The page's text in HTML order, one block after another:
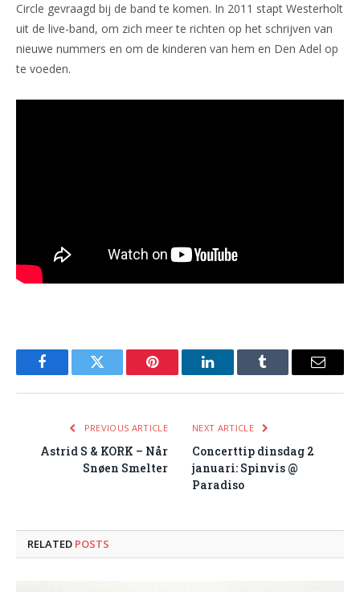
Circle gevraagd bij de band te komen. In 2011 stapt Westerholt
uit de live-band, om zich meer te richten op het schrijven van
nieuwe nummers en om de kinderen van hem en Den Adel op
te voeden.
FacebookTwitter Pinterest LinkedInTumblr Email
PREVIOUS ARTICLE
Astrid S & KORK – Når
Snøen Smelter
NEXT ARTICLE
Concerttip dinsdag 2
januari: Spinvis @
Paradiso
RELATED POSTS